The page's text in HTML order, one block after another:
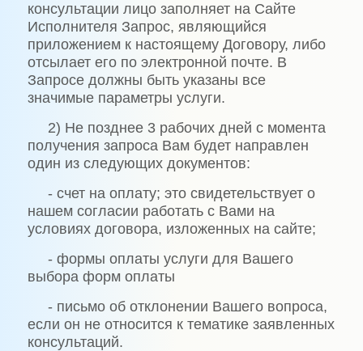
консультации лицо заполняет на Сайте
Исполнителя Запрос, являющийся
приложением к настоящему Договору, либо
отсылает его по электронной почте. В
Запросе должны быть указаны все
значимые параметры услуги.
2) Не позднее 3 рабочих дней с момента
получения запроса Вам будет направлен
один из следующих документов:
- счет на оплату; это свидетельствует о
нашем согласии работать с Вами на
условиях договора, изложенных на сайте;
- формы оплаты услуги для Вашего
выбора форм оплаты
- письмо об отклонении Вашего вопроса,
если он не относится к тематике заявленных
консультаций.